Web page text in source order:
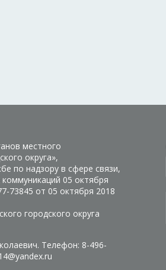
местного
округа»,
по надзору в сфере связи,
05 октября
73845 от 05 октября 2018
городского округа
Телефон: 8-496-